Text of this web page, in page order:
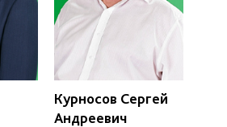
Курносов Сергей
Андреевич